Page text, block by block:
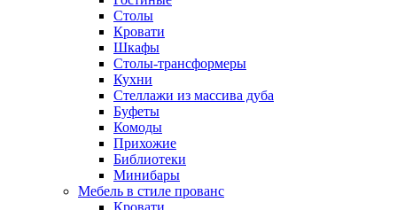
Столы
Кровати
Шкафы
Столы-трансформеры
Кухни
Стеллажи из массива дуба
Буфеты
Комоды
Прихожие
Библиотеки
Минибары
Мебель в стиле прованс
Кровати